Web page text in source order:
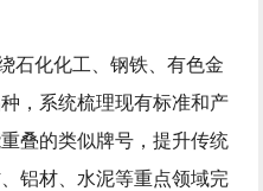
石化化工、钢铁、有色金
，系统梳理现有标准和产
叠的类似牌号，提升传统
铝材、水泥等重点领域完